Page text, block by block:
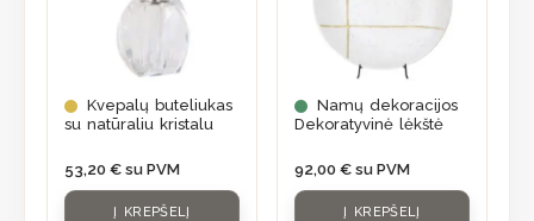
Kvepalų buteliukas
su natūraliu kristalu
53,20 € su PVM
Į KREPŠELĮ
Namų dekoracijos
Dekoratyvinė lėkštė
92,00 € su PVM
Į KREPŠELĮ